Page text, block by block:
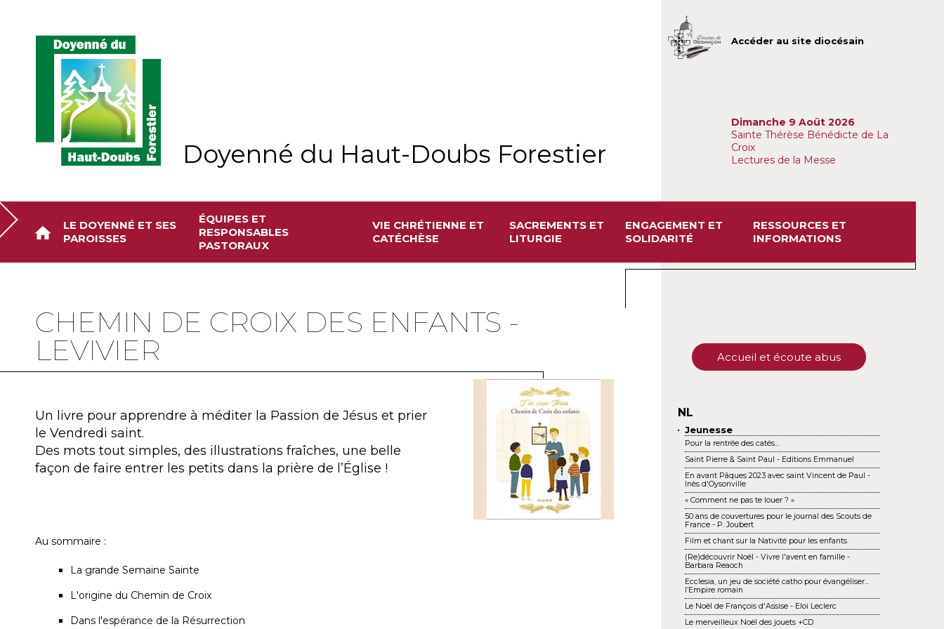
Accéder au site diocésain
Doyenné du Haut-Doubs Forestier
Dimanche 9 Août 2026
Sainte Thérèse Bénédicte de La
Croix
Lectures de la Messe
LE DOYENNÉ ET SES
PAROISSES
ÉQUIPES ET
RESPONSABLES
PASTORAUX
VIE CHRÉTIENNE ET
CATÉCHÈSE
SACREMENTS ET
LITURGIE
ENGAGEMENT ET
SOLIDARITÉ
RESSOURCES ET
INFORMATIONS
CHEMIN DE CROIX DES ENFANTS -
LEVIVIER
Un livre pour apprendre à méditer la Passion de Jésus et prier
le Vendredi saint.
Des mots tout simples, des illustrations fraîches, une belle
façon de faire entrer les petits dans la prière de l’Église !
Au sommaire :
La grande Semaine Sainte
L'origine du Chemin de Croix
Dans l'espérance de la Résurrection
Accueil et écoute abus
NL
Jeunesse
Pour la rentrée des catés...
Saint Pierre & Saint Paul - Editions Emmanuel
En avant Pâques 2023 avec saint Vincent de Paul -
Inès d'Oysonville
« Comment ne pas te louer ? »
50 ans de couvertures pour le journal des Scouts de
France - P. Joubert
Film et chant sur la Nativité pour les enfants
(Re)découvrir Noël - Vivre l'avent en famille -
Barbara Reaoch
Ecclesia, un jeu de société catho pour évangéliser...
l’Empire romain
Le Noël de François d'Assise - Eloi Leclerc
Le merveilleux Noël des jouets +CD